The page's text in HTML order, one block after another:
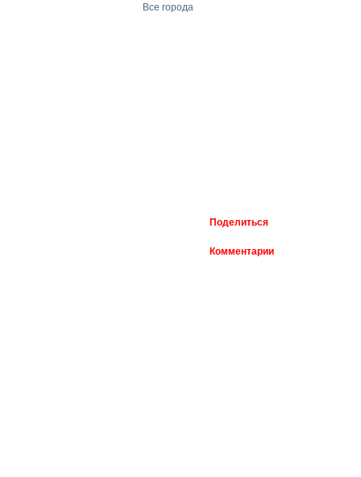
Все города
Поделиться
Комментарии